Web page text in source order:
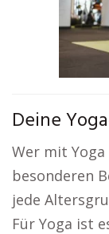
Deine
Wer mit
besonderen
jede
Für Yoga ist